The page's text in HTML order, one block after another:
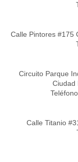
Calle Pintores #175
Circuito Parque
Ciudad
Calle Titanio